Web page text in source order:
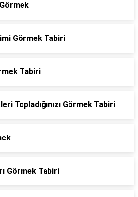
Görmek Tabiri
Tabiri
Topladığınızı Görmek Tabiri
Görmek Tabiri